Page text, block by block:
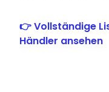
👉 Vollständige
Händler ansehen